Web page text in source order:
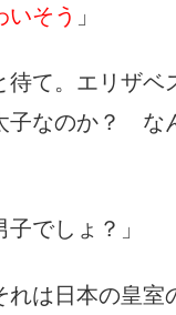
いそう 」
待て。エリザベ
子なのか？ な
でしょ？」
れは日本の皇室